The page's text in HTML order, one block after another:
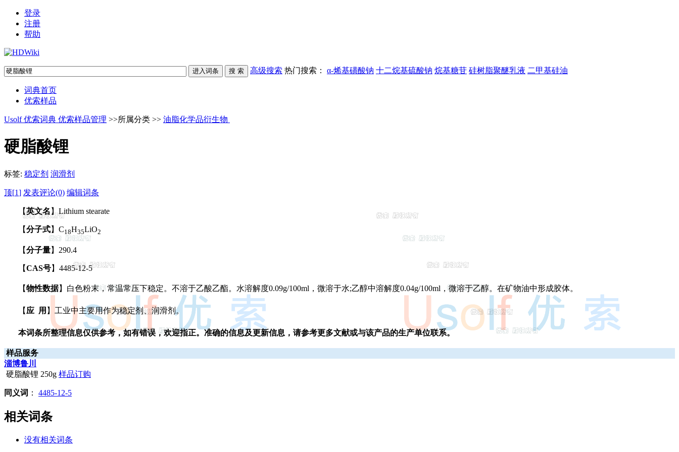
登录
注册
帮助
高级搜索 热门搜索： α-烯基磺酸钠 十二烷基硫酸钠 烷基糖苷 硅树脂聚醚乳液 二甲基硅油
词典首页
优索样品
Usolf 优索词典 优索样品管理 >>所属分类 >> 油脂化学品衍生物
硬脂酸锂
标签: 稳定剂 润滑剂
顶[1] 发表评论(0) 编辑词条
【英文名】Lithium stearate
【分子式】C18H35LiO2
【分子量】290.4
【CAS号】4485-12-5
【物性数据】白色粉末，常温常压下稳定。不溶于乙酸乙酯。水溶解度0.09g/100ml，微溶于水;乙醇中溶解度0.04g/100ml，微溶于乙醇。在矿物油中形成胶体。
【 应 用 】工业中主要用作为稳定剂、润滑剂。
本词条所整理信息仅供参考，如有错误，欢迎指正。准确的信息及更新信息，请参考更多文献或与该产品的生产单位联系。
样品服务
淄博鲁川
硬脂酸锂 250g 样品订购
同义词 ： 4485-12-5
相关词条
没有相关词条